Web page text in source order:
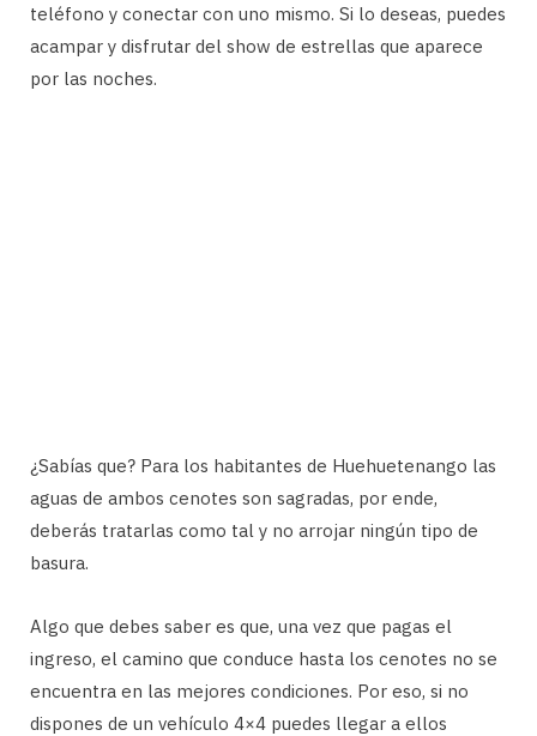
teléfono y conectar con uno mismo. Si lo deseas, puedes
acampar y disfrutar del show de estrellas que aparece
por las noches.
¿Sabías que? Para los habitantes de Huehuetenango las
aguas de ambos cenotes son sagradas, por ende,
deberás tratarlas como tal y no arrojar ningún tipo de
basura.
Algo que debes saber es que, una vez que pagas el
ingreso, el camino que conduce hasta los cenotes no se
encuentra en las mejores condiciones. Por eso, si no
dispones de un vehículo 4×4 puedes llegar a ellos